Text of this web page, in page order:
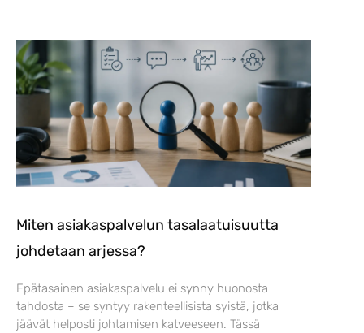
Miten asiakaspalvelun tasalaatuisuutta
johdetaan arjessa?
Epätasainen asiakaspalvelu ei synny huonosta
tahdosta – se syntyy rakenteellisista syistä, jotka
jäävät helposti johtamisen katveeseen. Tässä